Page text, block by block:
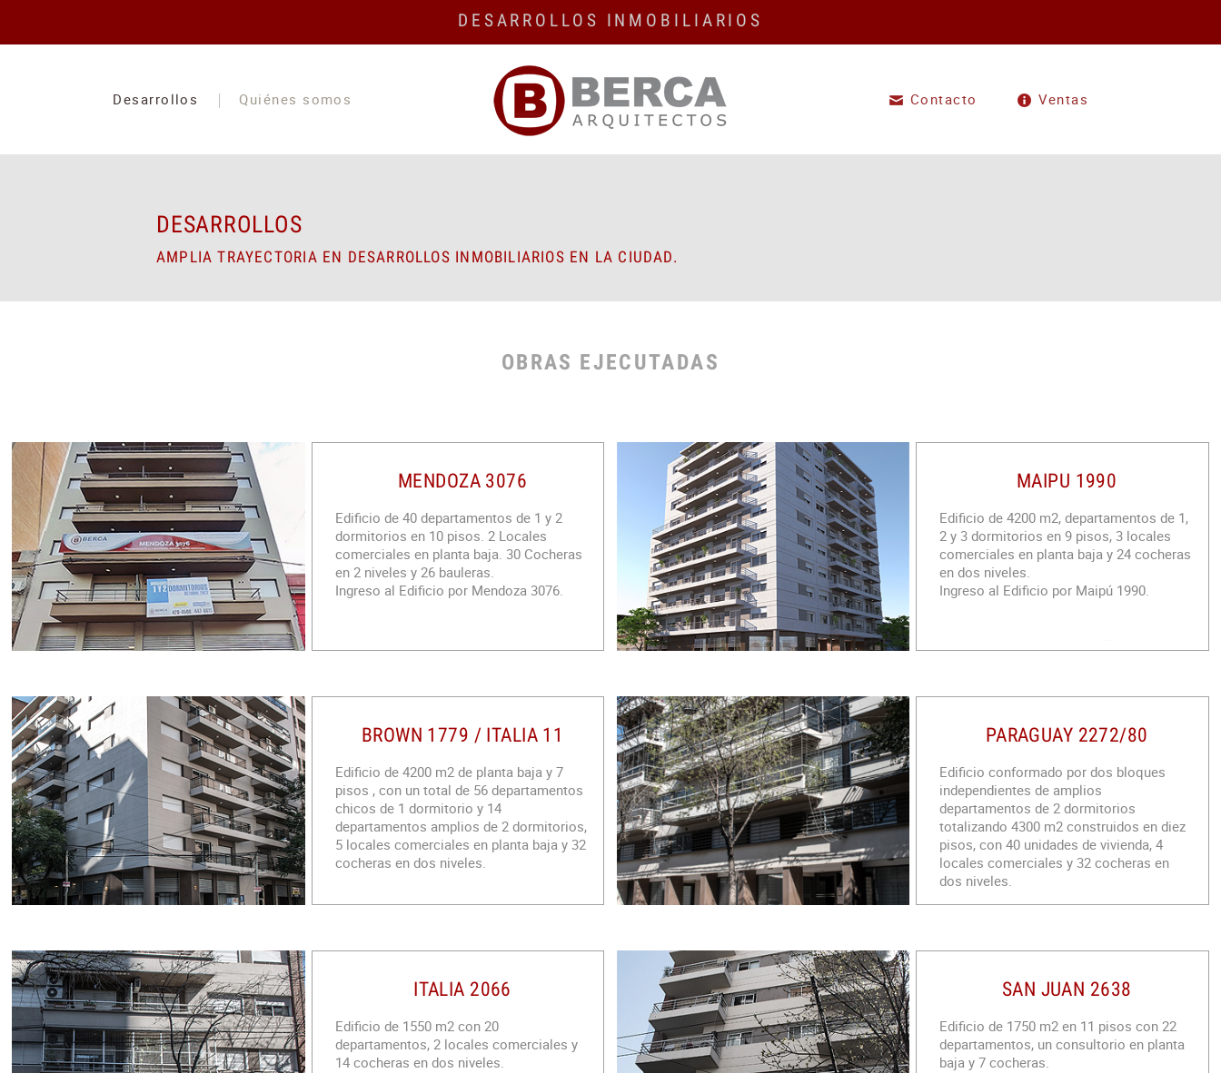
DESARROLLOS INMOBILIARIOS
Desarrollos Quiénes somos Contacto Ventas
DESARROLLOS
AMPLIA TRAYECTORIA EN DESARROLLOS INMOBILIARIOS EN LA CIUDAD.
OBRAS EJECUTADAS
MENDOZA 3076
Edificio de 40 departamentos de 1 y 2
dormitorios en 10 pisos. 2 Locales
comerciales en planta baja. 30 Cocheras
en 2 niveles y 26 bauleras.
Ingreso al Edificio por Mendoza 3076.
MAIPU 1990
Edificio de 4200 m2, departamentos de 1,
2 y 3 dormitorios en 9 pisos, 3 locales
comerciales en planta baja y 24 cocheras
en dos niveles.
Ingreso al Edificio por Maipú 1990.
consultorio a la calle.
Kitchenette.
cubiertos: 12 cocheras en el nivel
superior y otras 12 en el nivel inferior con
rampas fijas independientes para cada
nivel. Accesos por escalera al palier del
edificio. Nivel superior con cubierta de
chapa.
BROWN 1779 / ITALIA 11
Edificio de 4200 m2 de planta baja y 7
pisos , con un total de 56 departamentos
chicos de 1 dormitorio y 14
departamentos amplios de 2 dormitorios,
5 locales comerciales en planta baja y 32
cocheras en dos niveles.
PARAGUAY 2272/80
Edificio conformado por dos bloques
independientes de amplios
departamentos de 2 dormitorios
totalizando 4300 m2 construidos en diez
pisos, con 40 unidades de vivienda, 4
locales comerciales y 32 cocheras en
dos niveles.
ITALIA 2066
Edificio de 1550 m2 con 20
departamentos, 2 locales comerciales y
14 cocheras en dos niveles.
SAN JUAN 2638
Edificio de 1750 m2 en 11 pisos con 22
departamentos, un consultorio en planta
baja y 7 cocheras.